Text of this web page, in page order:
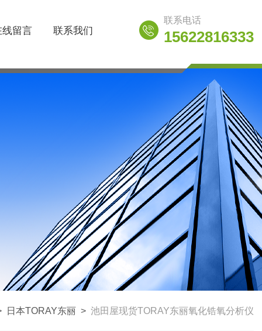
线留言 联系我们
联系电话
15622816333
日本TORAY东丽 > 池田屋现货TORAY东丽氧化锆氧分析仪